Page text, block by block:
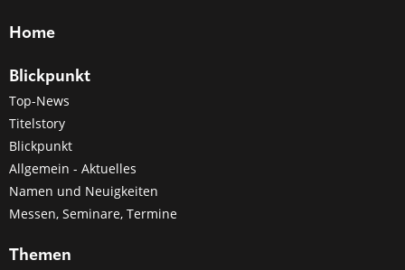
Home
Blickpunkt
Top-News
Titelstory
Blickpunkt
Allgemein - Aktuelles
Namen und Neuigkeiten
Messen, Seminare, Termine
Themen